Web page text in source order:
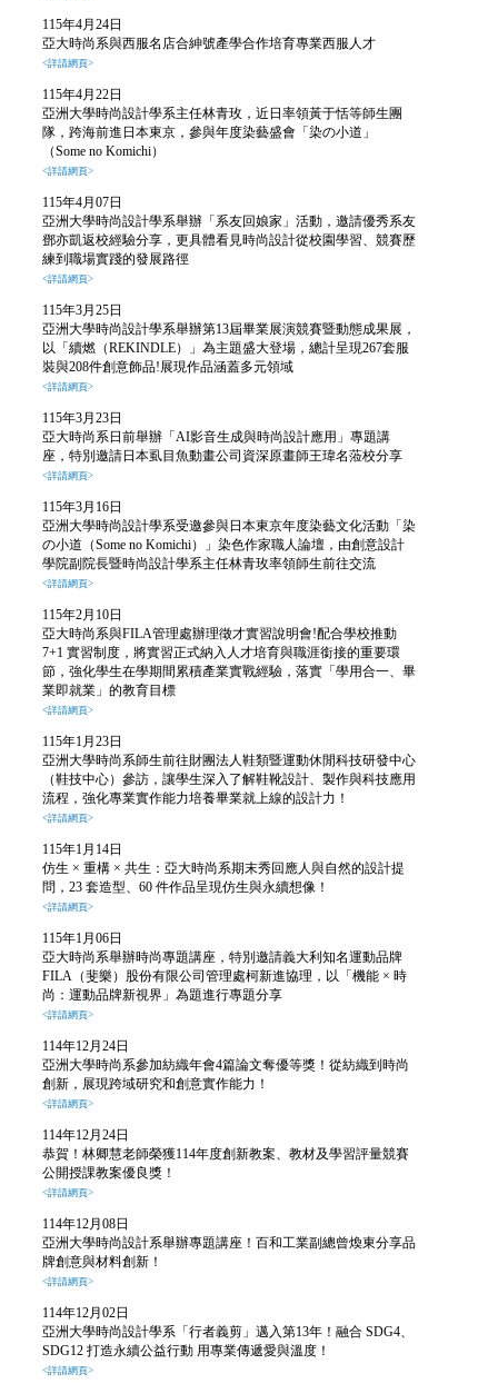
115年4月24日
亞大時尚系與西服名店合紳號產學合作培育專業西服人才
<詳請網頁>
115年4月22日
亞洲大學時尚設計學系主任林青玫，近日率領黃于恬等師生團
隊，跨海前進日本東京，參與年度染藝盛會「染の小道」
（Some no Komichi）
<詳請網頁>
115年4月07日
亞洲大學時尚設計學系舉辦「系友回娘家」活動，邀請優秀系友
鄧亦凱返校經驗分享，更具體看見時尚設計從校園學習、競賽歷
練到職場實踐的發展路徑
<詳請網頁>
115年3月25日
亞洲大學時尚設計學系舉辦第13屆畢業展演競賽暨動態成果展，
以「續燃（REKINDLE）」為主題盛大登場，總計呈現267套服
裝與208件創意飾品!展現作品涵蓋多元領域
<詳請網頁>
115年3月23日
亞大時尚系日前舉辦「AI影音生成與時尚設計應用」專題講
座，特別邀請日本虱目魚動畫公司資深原畫師王瑋名蒞校分享
<詳請網頁>
115年3月16日
亞洲大學時尚設計學系受邀參與日本東京年度染藝文化活動「染
の小道（Some no Komichi）」染色作家職人論壇，由創意設計
學院副院長暨時尚設計學系主任林青玫率領師生前往交流
<詳請網頁>
115年2月10日
亞大時尚系與FILA管理處辦理徵才實習說明會!配合學校推動
7+1 實習制度，將實習正式納入人才培育與職涯銜接的重要環
節，強化學生在學期間累積產業實戰經驗，落實「學用合一、畢
業即就業」的教育目標
<詳請網頁>
115年1月23日
亞洲大學時尚系師生前往財團法人鞋類暨運動休閒科技研發中心
（鞋技中心）參訪，讓學生深入了解鞋靴設計、製作與科技應用
流程，強化專業實作能力培養畢業就上線的設計力！
<詳請網頁>
115年1月14日
仿生 × 重構 × 共生：亞大時尚系期末秀回應人與自然的設計提
問，23 套造型、60 件作品呈現仿生與永續想像！
<詳請網頁>
115年1月06日
亞大時尚系舉辦時尚專題講座，特別邀請義大利知名運動品牌
FILA（斐樂）股份有限公司管理處柯新進協理，以「機能 × 時
尚：運動品牌新視界」為題進行專題分享
<詳請網頁>
114年12月24日
亞洲大學時尚系參加紡織年會4篇論文奪優等獎！從紡織到時尚
創新，展現跨域研究和創意實作能力！
<詳請網頁>
114年12月24日
恭賀！林卿慧老師榮獲114年度創新教案、教材及學習評量競賽
公開授課教案優良獎！
<詳請網頁>
114年12月08日
亞洲大學時尚設計系舉辦專題講座！百和工業副總曾煥東分享品
牌創意與材料創新！
<詳請網頁>
114年12月02日
亞洲大學時尚設計學系「行者義剪」邁入第13年！融合 SDG4、
SDG12 打造永續公益行動 用專業傳遞愛與溫度！
<詳請網頁>